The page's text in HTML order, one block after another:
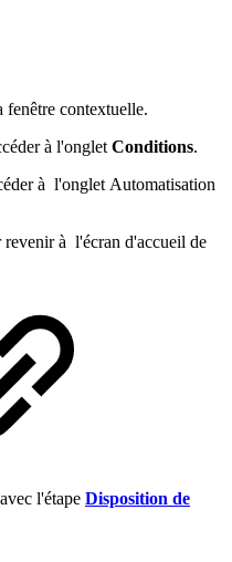
fenêtre contextuelle.
à l'onglet Conditions.
à l'onglet Automatisation
revenir à l'écran d'accueil de
l'étape Disposition de